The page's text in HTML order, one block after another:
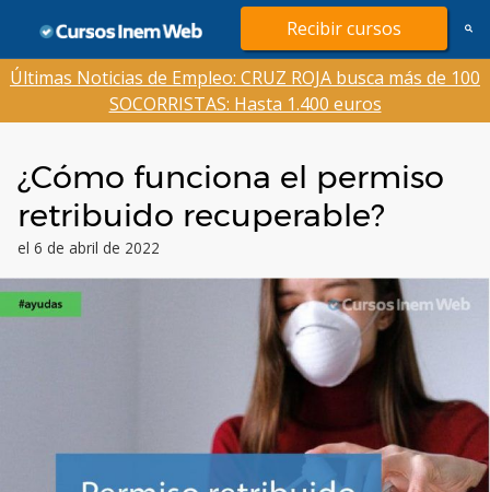
contenido
Recibir cursos
Últimas Noticias de Empleo: CRUZ ROJA busca más de 100
SOCORRISTAS: Hasta 1.400 euros
¿Cómo funciona el permiso
retribuido recuperable?
el 6 de abril de 2022